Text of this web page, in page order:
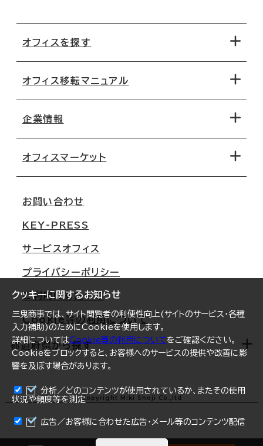
まとめて資料請求
クッキーに関するお知らせ
三鬼商事では、サイト閲覧者の利便性向上(サイトのサービス・各種
入力補助)のためにCookieを使用します。
詳細についてはCookie等の利用についてをご確認ください。
Cookieをブロックすると、お客様へのサービスの提供や改善に影
響を及ぼす場合があります。
分析／どのコンテンツが使用されているか、またその使用
状況や頻度等を測定
広告／お客様に合わせた広告・メール等のコンテンツ配信
オフィスを探す
地図から探す
路線・駅から探す
オフィス移転マニュアル
移転コストシミュレーション
移転スケジュール
オフィス移転Q&A
企業情報
オフィスマーケット
大阪
名古屋
札幌
仙台
横浜
福岡
オフィスリポート
ログイン
お問い合わせ
KEY-PRESS
サービスオフィス
プライバシーポリシー
ご利用にあたって
Cookie等の利用について
都道府県から探す
北海道
青森県
Copyright Miki Shoji Co.,ltd